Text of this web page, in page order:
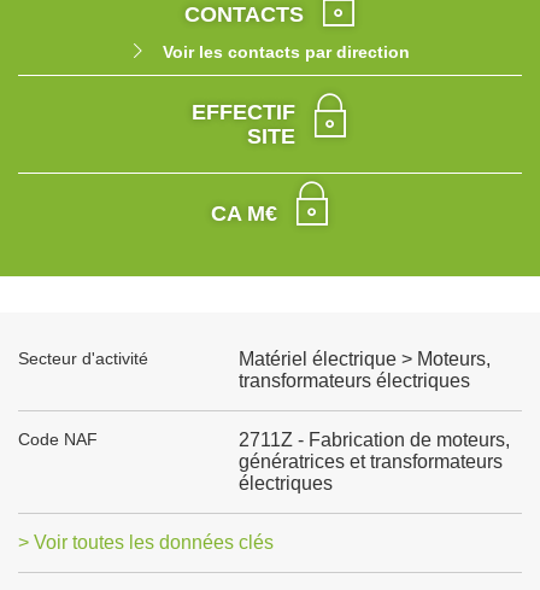
CONTACTS
Voir les contacts par direction
EFFECTIF
SITE
CA M€
Secteur d'activité
Matériel électrique > Moteurs,
transformateurs électriques
Code NAF
2711Z - Fabrication de moteurs,
génératrices et transformateurs
électriques
> Voir toutes les données clés